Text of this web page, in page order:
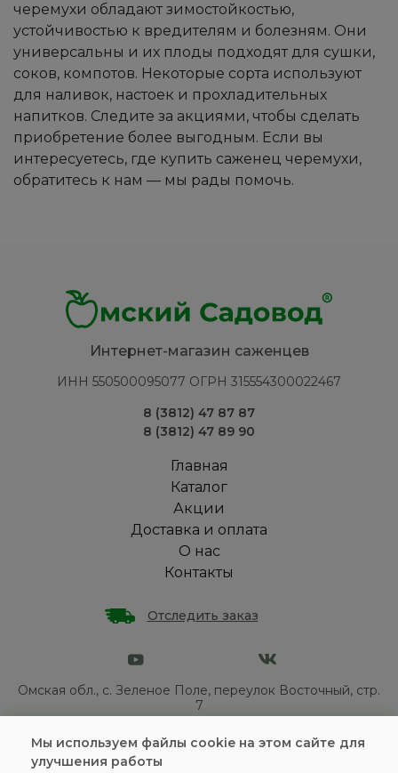
черемухи обладают зимостойкостью,
устойчивостью к вредителям и болезням. Они
универсальны и их плоды подходят для сушки,
соков, компотов. Некоторые сорта используют
для наливок, настоек и прохладительных
напитков. Следите за акциями, чтобы сделать
приобретение более выгодным. Если вы
интересуетесь, где купить саженец черемухи,
обратитесь к нам — мы рады помочь.
Интернет-магазин саженцев
ИНН 550500095077 ОГРН 315554300022467
8 (3812) 47 87 87
8 (3812) 47 89 90
Главная
Каталог
Акции
Доставка и оплата
О нас
Контакты
Отследить заказ
Омская обл., с. Зеленое Поле, переулок Восточный, стр.
7
Политика конфиденциальности
Пользовательское соглашение
Мы используем файлы cookie на этом сайте для
улучшения работы